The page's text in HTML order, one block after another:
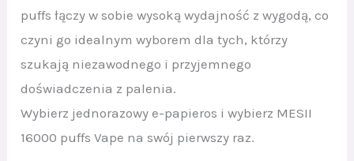
puffs łączy w sobie wysoką wydajność z wygodą, co
czyni go idealnym wyborem dla tych, którzy
szukają niezawodnego i przyjemnego
doświadczenia z palenia.
Wybierz jednorazowy e-papieros i wybierz MESII
16000 puffs Vape na swój pierwszy raz.